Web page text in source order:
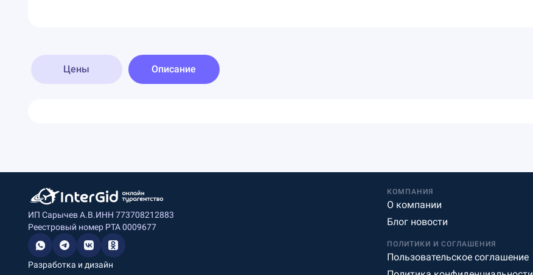
Цены Описание
ИП Сарычев А.В.ИНН 773708212883
Реестровый номер РТА 0009677
Разработка и дизайн
КОМПАНИЯ
О компании
Блог новости
ПОЛИТИКИ И СОГЛАШЕНИЯ
Пользовательское соглашение